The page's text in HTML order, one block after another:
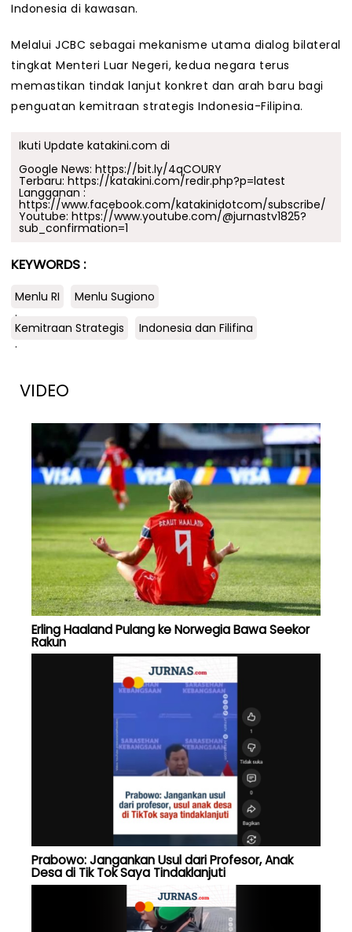
Indonesia di kawasan.
Melalui JCBC sebagai mekanisme utama dialog bilateral
tingkat Menteri Luar Negeri, kedua negara terus
memastikan tindak lanjut konkret dan arah baru bagi
penguatan kemitraan strategis Indonesia-Filipina.
Ikuti Update katakini.com di
Google News: https://bit.ly/4qCOURY
Terbaru: https://katakini.com/redir.php?p=latest
Langganan :
https://www.facebook.com/katakinidotcom/subscribe/
Youtube: https://www.youtube.com/@jurnastv1825?
sub_confirmation=1
KEYWORDS :
Menlu RI
Menlu Sugiono
.
Kemitraan Strategis
Indonesia dan Filifina
.
VIDEO
Erling Haaland Pulang ke Norwegia Bawa Seekor
Rakun
Prabowo: Jangankan Usul dari Profesor, Anak
Desa di Tik Tok Saya Tindaklanjuti